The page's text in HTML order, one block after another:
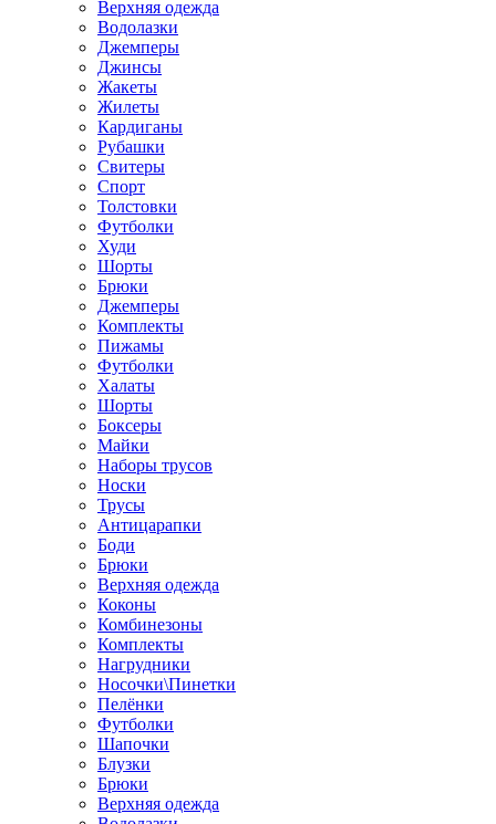
Верхняя одежда
Водолазки
Джемперы
Джинсы
Жакеты
Жилеты
Кардиганы
Рубашки
Свитеры
Спорт
Толстовки
Футболки
Худи
Шорты
Брюки
Джемперы
Комплекты
Пижамы
Футболки
Халаты
Шорты
Боксеры
Майки
Наборы трусов
Носки
Трусы
Антицарапки
Боди
Брюки
Верхняя одежда
Коконы
Комбинезоны
Комплекты
Нагрудники
Носочки\Пинетки
Пелёнки
Футболки
Шапочки
Блузки
Брюки
Верхняя одежда